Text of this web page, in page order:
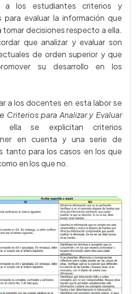
a los estudiantes criterios y
para evaluar la información que
tomar decisiones respecto a ella.
que analizar y evaluar son
de orden superior y que
su desarrollo en los
a los docentes en esta labor se
Criterios para Analizar y Evaluar
se explicitan criterios
en cuenta y una serie de
tanto para los casos en los que
en los que no.